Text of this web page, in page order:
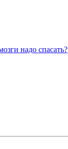
надо спасать?